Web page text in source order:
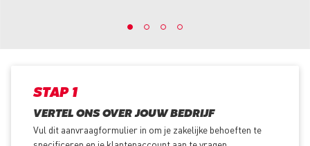
STAP 1
VERTEL ONS OVER JOUW BEDRIJF
Vul dit aanvraagformulier in om je zakelijke behoeften te